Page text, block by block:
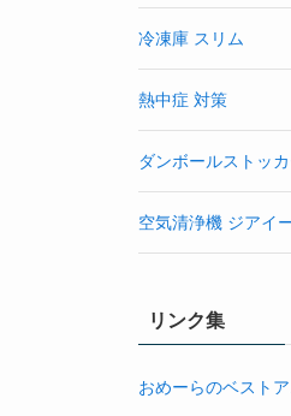
冷凍庫 スリム
熱中症 対策
ダンボールストッ
空気清浄機 ジアイ
リンク集
おめーらのベスト